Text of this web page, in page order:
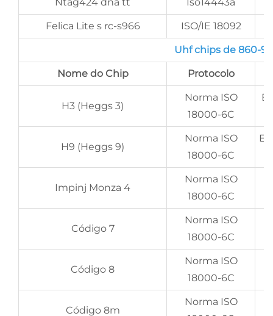
Felica Lite s rc-s966 ISO/IE 18092
Uhf chips de 860-
Nome do Chip Protocolo
H3 (Heggs 3)
Norma ISO
18000-6C
H9 (Heggs 9)
Norma ISO
18000-6C
Impinj Monza 4
Norma ISO
18000-6C
Código 7
Norma ISO
18000-6C
Código 8
Norma ISO
18000-6C
Código 8m
Norma ISO